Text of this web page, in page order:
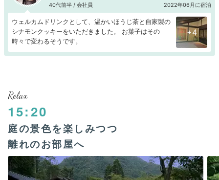
40代前半 / 会社員 2022年06月に宿泊
ウェルカムドリンクとして、温かいほうじ茶と自家製の
シナモンクッキーをいただきました。 お菓子はその
時々で変わるそうです。
+4
Relax
15:20
庭の景色を楽しみつつ
離れのお部屋へ